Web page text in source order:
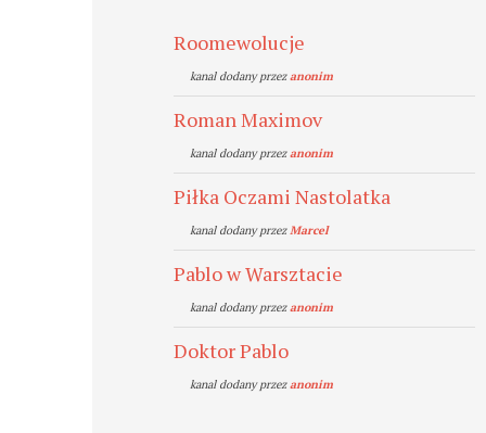
Roomewolucje
kanal dodany przezanonim
Roman Maximov
kanal dodany przezanonim
Piłka Oczami Nastolatka
kanal dodany przezMarcel
Pablo w Warsztacie
kanal dodany przezanonim
Doktor Pablo
kanal dodany przezanonim